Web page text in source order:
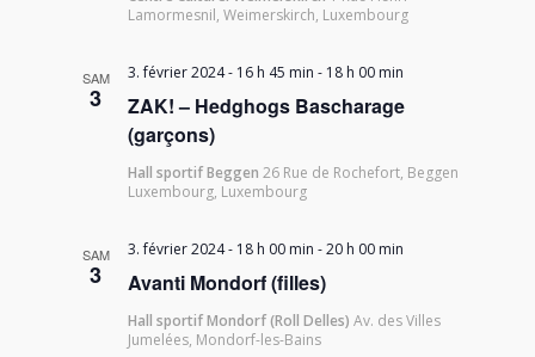
Lamormesnil, Weimerskirch, Luxembourg
SAM
3
ZAK! – Hedghogs Bascharage
(garçons)
3. février 2024 - 16 h 45 min - 18 h 00 min
Hall sportif Beggen26 Rue de Rochefort, Beggen
Luxembourg, Luxembourg
SAM
3 Avanti Mondorf (filles)
3. février 2024 - 18 h 00 min -20 h 00 min
Hall sportif Mondorf (Roll Delles)Av. des Villes
Jumelées, Mondorf-les-Bains